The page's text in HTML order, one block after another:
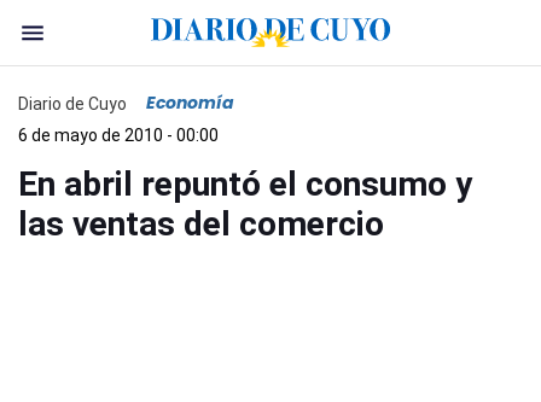
Diario de Cuyo Economía
6 de mayo de 2010 - 00:00
En abril repuntó el consumo y
las ventas del comercio